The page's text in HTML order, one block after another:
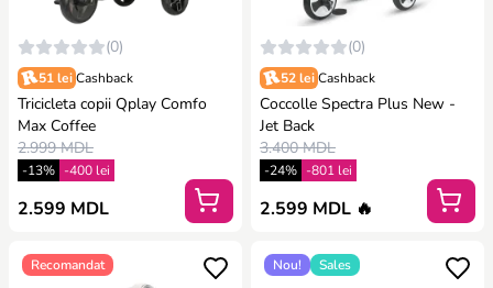
(0)
51 lei Cashback
Tricicleta copii Qplay Comfo
Max Coffee
2.999 MDL
-13% -400 lei
2.599 MDL
(0)
52 lei Cashback
Coccolle Spectra Plus New -
Jet Back
3.400 MDL
-24% -801 lei
2.599 MDL 🔥
Recomandat Nou! Sales